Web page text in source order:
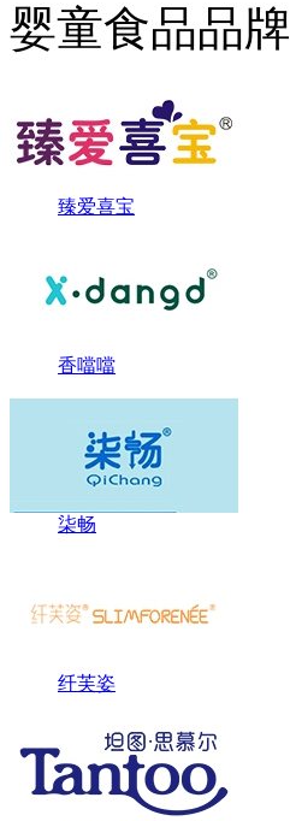
婴童食品品牌
臻爱喜宝
香噹噹
柒畅
纤芙姿